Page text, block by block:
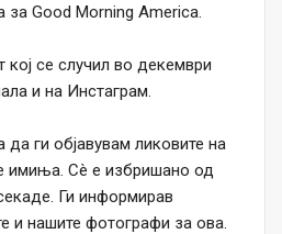
за Good Morning America.
се случил во декември
и на Инстаграм.
ги објавувам ликовите на
имиња. Сè е избришано од
Ги информирав
и нашите фотографи за ова.